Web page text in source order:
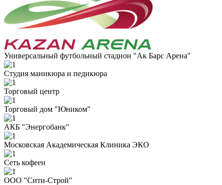
Универсальный футбольный стадион "Ак Барс Арена"
Студия маникюра и педикюра
Торговый центр
Торговый дом "Юником"
АКБ "Энергобанк"
Московская Академическая Клиника ЭКО
Сеть кофеен
ООО "Сити-Строй"